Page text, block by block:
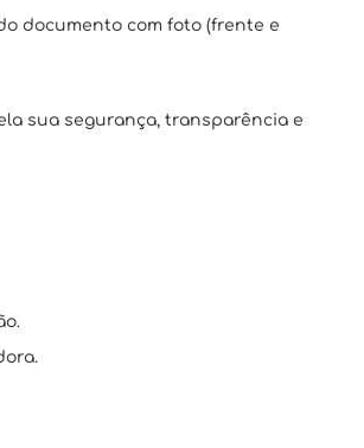
documento com foto (frente e
sua segurança, transparência e